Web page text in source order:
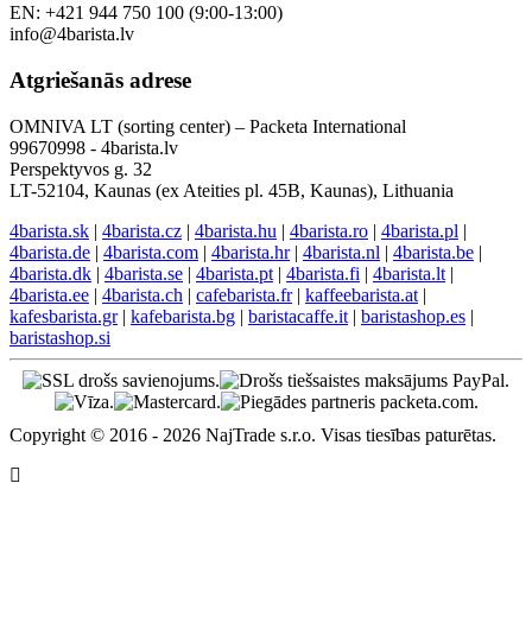
EN: +421 944 750 100 (9:00-13:00)
info@4barista.lv
Atgriešanās adrese
OMNIVA LT (sorting center) – Packeta International
99670998 - 4barista.lv
Perspektyvos g. 32
LT-52104, Kaunas (ex Ateities pl. 45B, Kaunas), Lithuania
4barista.sk | 4barista.cz | 4barista.hu | 4barista.ro | 4barista.pl |
4barista.de | 4barista.com | 4barista.hr| 4barista.nl | 4barista.be |
4barista.dk | 4barista.se | 4barista.pt | 4barista.fi | 4barista.lt |
4barista.ee | 4barista.ch | cafebarista.fr| kaffeebarista.at |
kafesbarista.gr| kafebarista.bg | baristacaffe.it | baristashop.es |
baristashop.si
Copyright © 2016 - 2026 NajTrade s.r.o. Visas tiesības paturētas.